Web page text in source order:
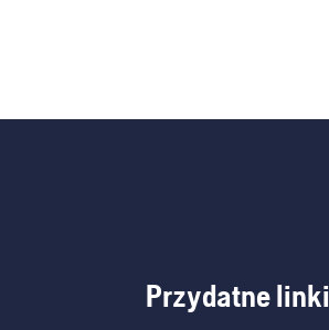
Przydatne linki